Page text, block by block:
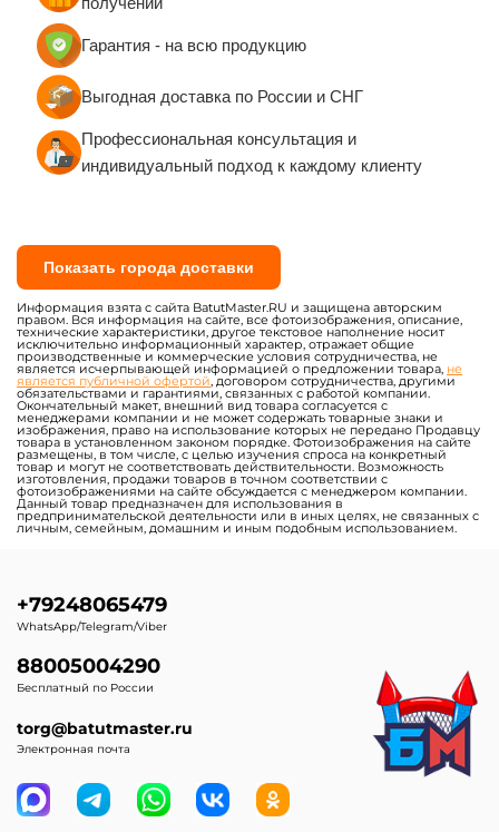
Надувные парки
Батут-прилипала для
Батуты для бизнеса с
роботами
Надувные тоннели для
бизнеса
Надувные скалодромы для
Батутные арены